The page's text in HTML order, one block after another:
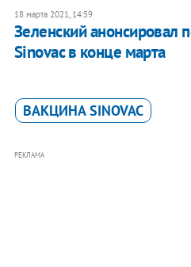
18 марта 2021, 14:59
Зеленский анонсировал
Sinovac в конце марта
ВАКЦИНА SINOVAC
РЕКЛАМА